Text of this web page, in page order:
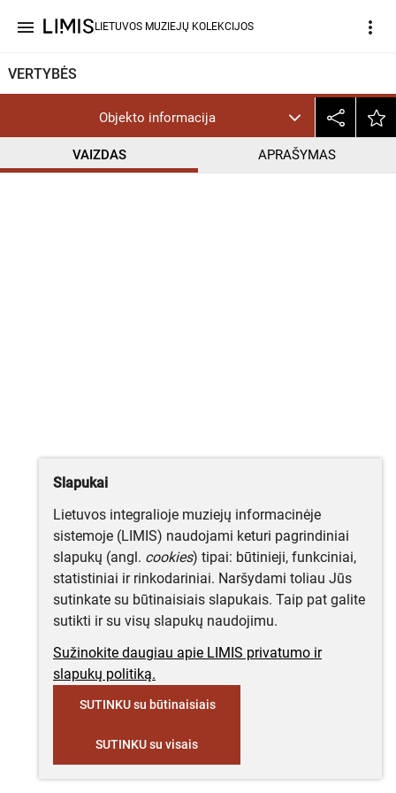
menu LIETUVOS MUZIEJŲ KOLEKCIJOS more_vert
VERTYBĖS
Objekto informacija
VAIZDAS APRAŠYMAS
CC BY-NC
Slapukai
Lietuvos integralioje muziejų informacinėje
sistemoje (LIMIS) naudojami keturi pagrindiniai
slapukų (angl. cookies) tipai: būtinieji, funkciniai,
statistiniai ir rinkodariniai. Naršydami toliau Jūs
sutinkate su būtinaisiais slapukais. Taip pat galite
sutikti ir su visų slapukų naudojimu.
Sužinokite daugiau apie LIMIS privatumo ir
slapukų politiką.
SUTINKU su būtinaisiais
SUTINKU su visais